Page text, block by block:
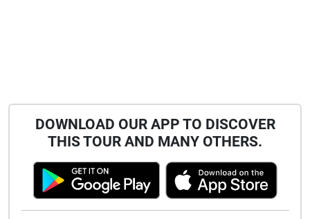
DOWNLOAD OUR APP TO DISCOVER
THIS TOUR AND MANY OTHERS.